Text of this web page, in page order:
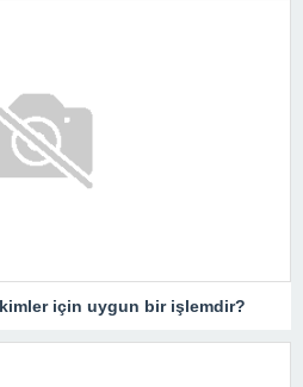
için uygun bir işlemdir?